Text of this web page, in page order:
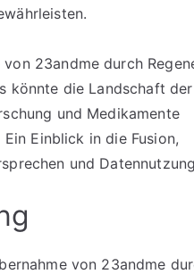
von 23andme durch
könnte die Landschaft der
und Medikamente
Einblick in die Fusion,
und
von 23andme